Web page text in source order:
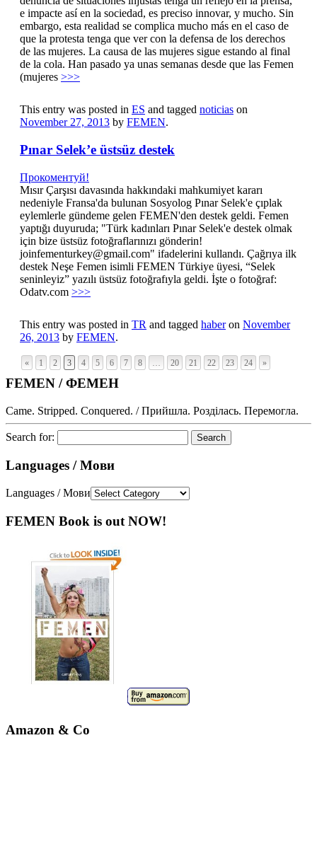
e impacte así en la sociedad, es preciso innovar, y mucho. Sin
embargo, esta realidad se complica mucho más en el caso de
que la protesta tenga que ver con la defensa de los derechos
de las mujeres. La causa de las mujeres sigue estando al final
de la cola. Han pasado ya unas semanas desde que las Femen
(mujeres >>>
This entry was posted in ES and tagged noticias on
November 27, 2013 by FEMEN.
Pınar Selek’e üstsüz destek
Прокоментуй!
Mısır Çarşısı davasında hakkındaki mahkumiyet kararı
nedeniyle Fransa'da bulunan Sosyolog Pınar Selek'e çıplak
eylemlerle gündeme gelen FEMEN'den destek geldi. Femen
yaptığı duyuruda; "Türk kadınları Pınar Selek'e destek olmak
için bize üstsüz fotoğraflarınızı gönderin!
joinfementurkey@gmail.com" ifadelerini kullandı. Çağrıya ilk
destek Neşe Femen isimli FEMEN Türkiye üyesi, “Selek
seninleyiz” yazılı üstsüz fotoğrafıyla geldi. İşte o fotoğraf:
Odatv.com >>>
This entry was posted in TR and tagged haberon November
26, 2013 by FEMEN.
« 1 2 3 4 5 6 7 8 … 20 21 22 23 24 »
FEMEN / ФЕМЕН
Came. Stripped. Conquered. / Прийшла. Розділась. Перемогла.
Search for:
Languages / Мови
Languages / Мови
FEMEN Book is out NOW!
Amazon & Co